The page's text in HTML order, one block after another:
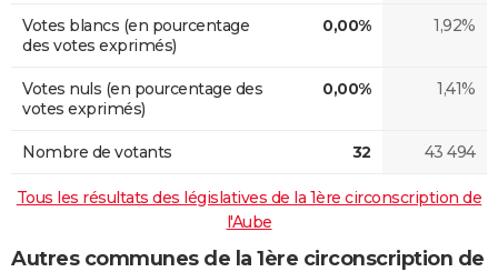
Votes blancs (en pourcentage
des votes exprimés)
0,00% 1,92%
Votes nuls (en pourcentage des
votes exprimés)
0,00% 1,41%
Nombre de votants 32 43 494
Tous les résultats des législatives de la 1ère circonscription de
l'Aube
Autres communes de la 1ère circonscription de